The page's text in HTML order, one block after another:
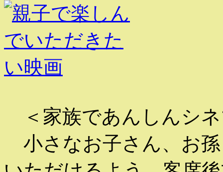
＜家族であんしんシ
小さなお子さん、お